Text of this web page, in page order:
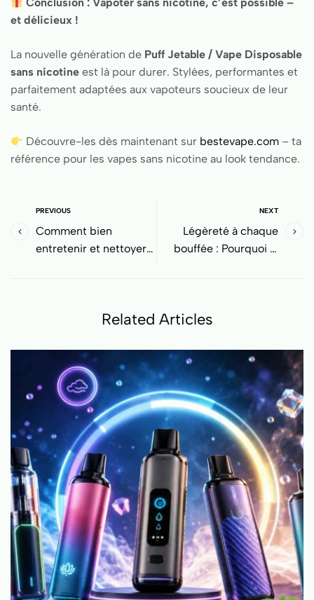
Conclusion : Vapoter sans nicotine, c’est possible –
et délicieux !
La nouvelle génération de Puff Jetable / Vape Disposable
sans nicotine est là pour durer. Stylées, performantes et
parfaitement adaptées aux vapoteurs soucieux de leur
santé.
Découvre-les dès maintenant sur bestevape.com – ta
référence pour les vapes sans nicotine au look tendance.
PREVIOUS
Comment bien
entretenir et nettoyer
NEXT
Légèreté à chaque
bouffée : Pourquoi la
Related Articles